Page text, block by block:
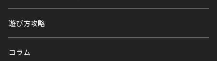
遊び方攻略
コラム